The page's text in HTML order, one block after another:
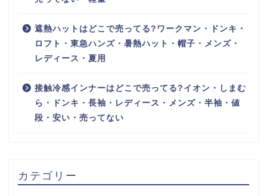
遮熱ハットはどこで売ってる?ワークマン・ドンキ・
ロフト・東急ハンズ・暑熱ハット・帽子・メンズ・
レディース・夏用
接触冷感インナーはどこで売ってる?イオン・しまむ
ら・ドンキ・長袖・レディース・メンズ・半袖・値
段・安い・売ってない
カテゴリー